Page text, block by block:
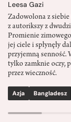
Leesa Gazi
Zadowolona z siebie
z autorikszy z
Promienie
jej ciele i spłynęły
przyjemną senność.
tylko zamknie oczy,
przez wieczność.
Azja Bangladesz